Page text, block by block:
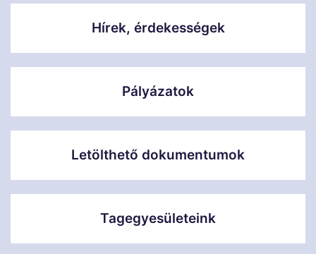
Hírek, érdekességek
Pályázatok
Letölthető dokumentumok
Tagegyesületeink